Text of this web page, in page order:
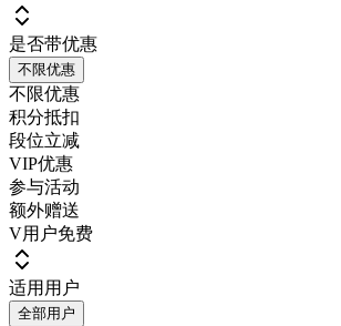
是否带优惠
不限优惠
不限优惠
积分抵扣
段位立减
VIP优惠
参与活动
额外赠送
V用户免费
适用用户
全部用户